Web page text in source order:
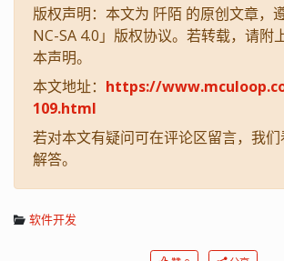
版权声明：本文为 阡陌 的原创文章，
NC-SA 4.0」版权协议。若转载，请附
本声明。
本文地址： https://
109.html
若对本文有疑问可在评论区留言，我
解答。
软件开发